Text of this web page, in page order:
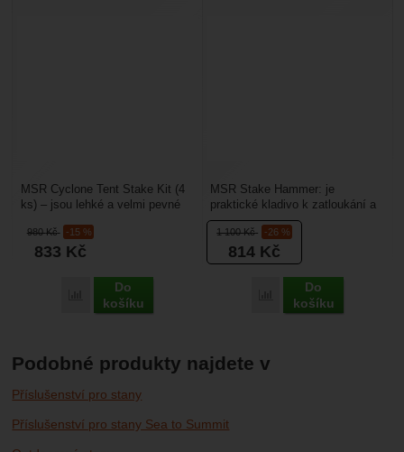
980Kč -15 %
833 Kč
Porovnat
Do
košíku
MSR Cyclone Tent Stake Kit (4
ks) – jsou lehké a velmi pevné
pro měkké a...
1 100Kč -26 %
814 Kč
Porovnat
Do
košíku
MSR Stake Hammer: je
praktické kladivo k zatloukání a
vyndavání stanových kolíků.
Hlava kladiva je vyrobena...
Podobné produkty najdete v
Příslušenství pro stany
Příslušenství pro stany Sea to Summit